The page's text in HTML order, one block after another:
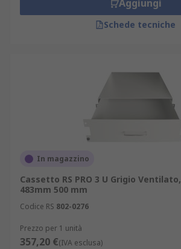
Aggiungi
Schede tecniche
In magazzino
Cassetto RS PRO 3 U Grigio
483mm 500 mm
Codice RS 802-0276
Prezzo per 1 unità
357,20 €(IVA esclusa)